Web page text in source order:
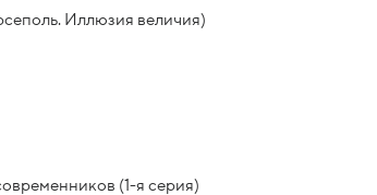
Иллюзия величия)
(1-я серия)